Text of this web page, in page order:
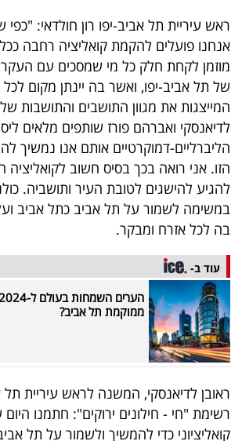
ראש עיריית תל אביב-יפו רון חולדאי:
אנחנו פועלים להקמת קואליציה רחבה
מוזמן לקחת חלק כל מי שמסכים עם
של תל אביב-יפו, ואשר בה יינתן מקום
המייצגות את מגוון התושבים והתושבות
לדיאנסקי ואברהם פורז שותפים מלאים
הליברליים-דמוקרטיים אותם אנו נמשיך
הזו. אני רואה בכך בסיס חשוב לקואליציה
להגיע להישגים לטובת העיר ותושביה.
במשימה לשמור על תל אביב כתל אביב
בה לכל אזרח ומבקר.
עוד ב-
ממוקמת תל אביב?
ראובן לדיאנסקי, המשנה לראש עיריית תל
רשימת "חי - חילונים ירוקים": חתמנו
קואליציוני כדי להמשיך ולשמור על תל